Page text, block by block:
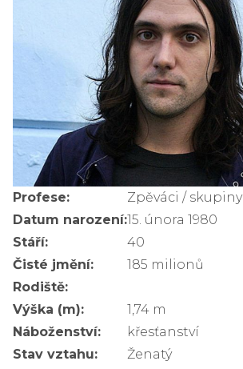
Profese:
Zpěváci / skupiny
Datum narození:15. února 1980
Stáří:
40
Čisté jmění:
185 milionů
Rodiště:
Výška (m):
1,74 m
Náboženství:
křesťanství
Stav vztahu:
Ženatý